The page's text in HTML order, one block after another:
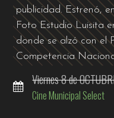
publicidad. Estrenó,
Foto Estudio Luisita
donde se alzó con el
Competencia
Viernes8de
Cine Municipal Select